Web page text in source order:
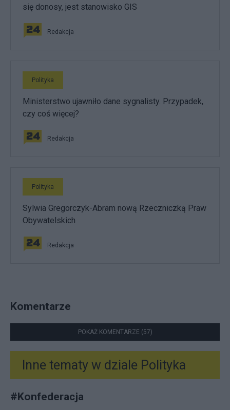
się donosy, jest stanowisko GIS
Redakcja
Polityka
Ministerstwo ujawniło dane sygnalisty. Przypadek,
czy coś więcej?
Redakcja
Polityka
Sylwia Gregorczyk-Abram nową Rzeczniczką Praw
Obywatelskich
Redakcja
Komentarze
POKAŻ KOMENTARZE (57)
Inne tematy w dziale Polityka
#Konfederacja